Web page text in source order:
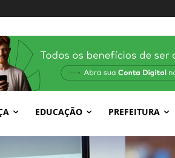
EDUCAÇÃO PREFEITURA